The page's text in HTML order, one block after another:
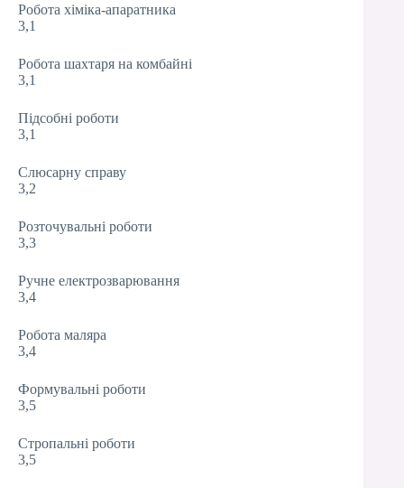
Робота хіміка-апаратника
3,1
Робота шахтаря на комбайні
3,1
Підсобні роботи
3,1
Слюсарну справу
3,2
Розточувальні роботи
3,3
Ручне електрозварювання
3,4
Робота маляра
3,4
Формувальні роботи
3,5
Стропальні роботи
3,5